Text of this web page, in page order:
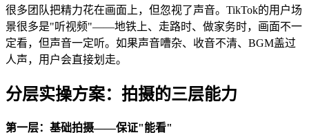
很多团队把精力花在画面上，但忽视了声音。TikTok的用户场
景很多是"听视频"——地铁上、走路时、做家务时，画面不一
定看，但声音一定听。如果声音嘈杂、收音不清、BGM盖过
人声，用户会直接划走。
分层实操方案：拍摄的三层能力
第一层：基础拍摄——保证"能看"